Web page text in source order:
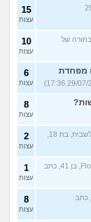
07/26
15
עצות
של
10
עצות
מפחדת
6
עצות
8
עצות
(מלשבית, בת 18,
2
עצות
(Flo-T, בן 41, כתב
1
עצות
(נשוי, בן 28, כתב
8
עצות